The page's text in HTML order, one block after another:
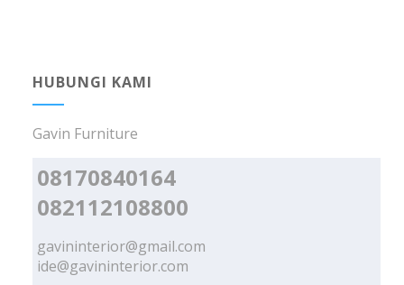
HUBUNGI KAMI
Gavin Furniture
08170840164
082112108800
gavininterior@gmail.com
ide@gavininterior.com